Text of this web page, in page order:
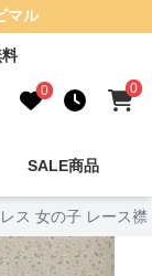
マル
0 0
SALE商品
ス 女の子 レース